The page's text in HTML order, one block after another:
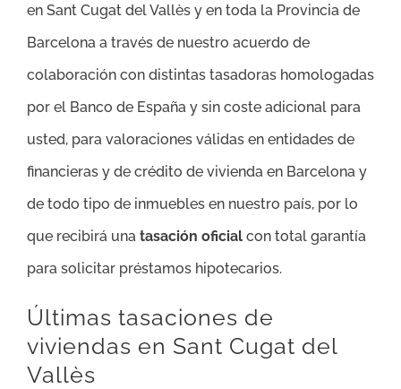
en Sant Cugat del Vallès y en toda la Provincia de
Barcelona a través de nuestro acuerdo de
colaboración con distintas tasadoras homologadas
por el Banco de España y sin coste adicional para
usted, para valoraciones válidas en entidades de
financieras y de crédito de vivienda en Barcelona y
de todo tipo de inmuebles en nuestro país, por lo
que recibirá una tasación oficial con total garantía
para solicitar préstamos hipotecarios.
Últimas tasaciones de
viviendas en Sant Cugat del
Vallès